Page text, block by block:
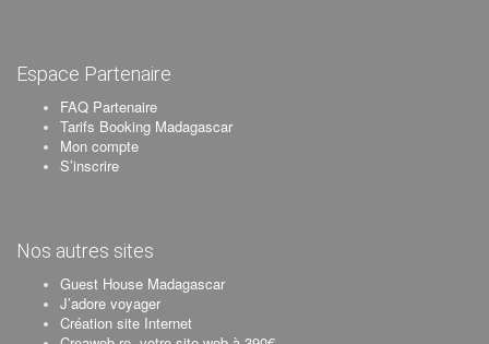
Espace Partenaire
FAQ Partenaire
Tarifs Booking Madagascar
Mon compte
S’inscrire
Nos autres sites
Guest House Madagascar
J’adore voyager
Création site Internet